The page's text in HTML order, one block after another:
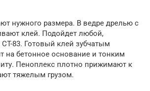
нужного размера. В ведре дрелью с
клей. Подойдет любой,
83. Готовый клей зубчатым
на бетонное основание и тонким
Пеноплекс плотно прижимают к
тяжелым грузом.